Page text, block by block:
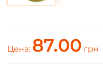
Цена: 87.00 грн